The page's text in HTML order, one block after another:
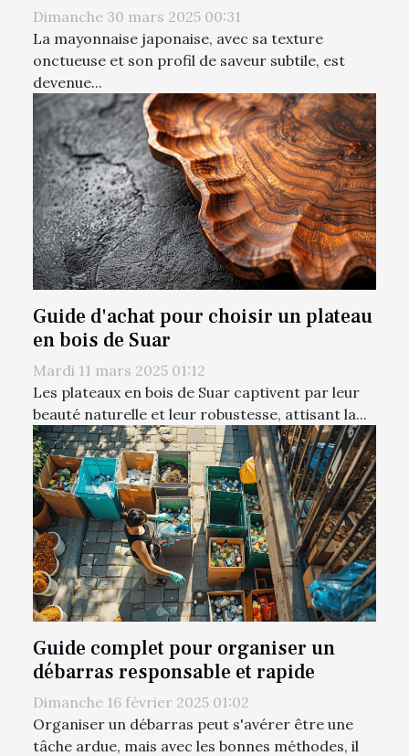
Dimanche 30 mars 2025 00:31
La mayonnaise japonaise, avec sa texture
onctueuse et son profil de saveur subtile, est
devenue...
Guide d'achat pour choisir un plateau
en bois de Suar
Mardi 11 mars 2025 01:12
Les plateaux en bois de Suar captivent par leur
beauté naturelle et leur robustesse, attisant la...
Guide complet pour organiser un
débarras responsable et rapide
Dimanche 16 février 2025 01:02
Organiser un débarras peut s'avérer être une
tâche ardue, mais avec les bonnes méthodes, il